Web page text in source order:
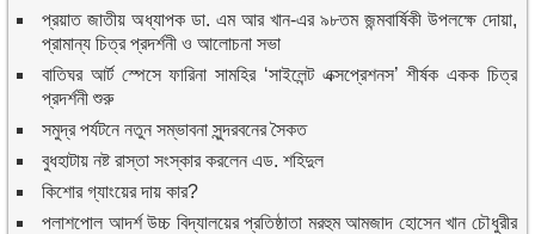
প্রয়াত জাতীয় অধ্যাপক ডা. এম আর খান-এর ৯৮তম জন্মবার্ষিকী উপলক্ষে দোয়া,
প্রামান্য চিত্র প্রদর্শনী ও আলোচনা সভা
বাতিঘর আর্ট স্পেসে ফারিনা সামহির ‘সাইলেন্ট এক্সপ্রেশনস’ শীর্ষক একক চিত্র
প্রদর্শনী শুরু
সমুদ্র পর্যটনে নতুন সম্ভাবনা সুন্দরবনের সৈকত
বুধহাটায় নষ্ট রাস্তা সংস্কার করলেন এড. শহিদুল
কিশোর গ্যাংয়ের দায় কার?
পলাশপোল আদর্শ উচ্চ বিদ্যালয়ের প্রতিষ্ঠাতা মরহুম আমজাদ হোসেন খান চৌধুরীর